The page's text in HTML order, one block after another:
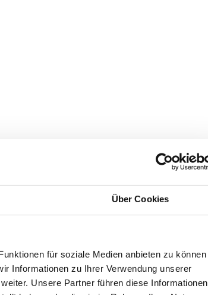
Über Cookies
für soziale Medien anbieten zu können
Informationen zu Ihrer Verwendung unserer
Unsere Partner führen diese Informationen